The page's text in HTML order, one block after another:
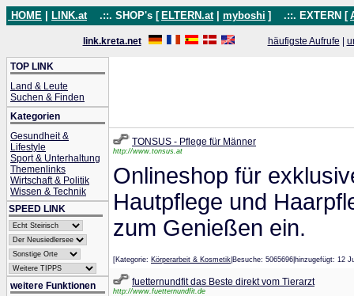
HOME LINK.at .::. SHOP's [ ELTERN.at myboshi ] .::. EXTERN [
link.kreta.net häufigste Aufrufe
TOP LINK
Land & Leute
Suchen & Finden
Kategorien
Gesundheit &
Lifestyle
Sport & Unterhaltung
Themenlinks
Wirtschaft & Politik
Wissen & Technik
SPEED LINK
weitere Funktionen
TONSUS - Pflege für Männer
http://www.tonsus.at
Onlineshop für
Hautpflege und
zum Genießen ein.
[Kategorie: Körperarbeit & Kosmetik |Besuche:
fuetternundfit das Beste direkt vom Tierarzt
http://www.fuetternundfit.de